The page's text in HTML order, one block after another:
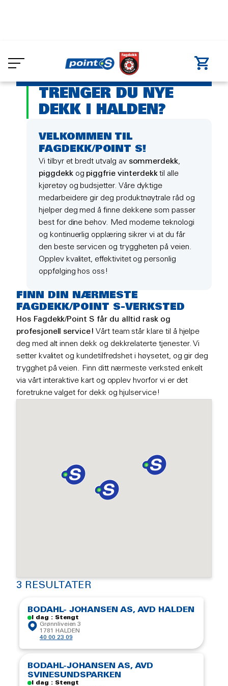
mainDEKK HALDEN
TRENGER DU NYE
DEKK I HALDEN?
VELKOMMEN TIL
FAGDEKK/POINT S!
Vi tilbyr et bredt utvalg av sommerdekk,
piggdekkog piggfrie vinterdekktil alle
kjøretøy og budsjetter. Våre dyktige
medarbeidere gir deg produktnøytrale råd og
hjelper deg med å finne dekkene som passer
best for dine behov. Med moderne teknologi
og kontinuerlig opplæring sikrer vi at du får
den beste servicen og tryggheten på veien.
Opplev kvalitet, effektivitet og personlig
oppfølging hos oss!
FINN DIN NÆRMESTE
FAGDEKK/POINT S-VERKSTED
Hos Fagdekk/Point S får du alltid rask og
profesjonell service! Vårt team står klare til å hjelpe
deg med alt innen dekk og dekkrelaterte tjenester. Vi
setter kvalitet og kundetilfredshet i høysetet, og gir deg
trygghet på veien. Finn ditt nærmeste verksted enkelt
via vårt interaktive kart og opplev hvorfor vi er det
foretrukne valget for dekk og hjulservice!
3 RESULTATER
BODAHL- JOHANSEN AS, AVD HALDEN
I dag : Stengt
Grønnliveien 3
1781 HALDEN
40 00 23 09
BODAHL-JOHANSEN AS, AVD
SVINESUNDSPARKEN
I dag : Stengt